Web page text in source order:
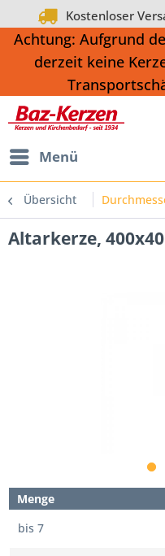
Kostenloser
Achtung: Aufgrund
derzeit keine
Menü
Übersicht
Altarkerze,
Menge
bis 7